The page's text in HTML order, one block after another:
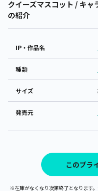
クイーズマスコット / キ
の紹介
IP・作品名
種類
サイズ
発売元
このプラ
※在庫がなくなり次第終了となります